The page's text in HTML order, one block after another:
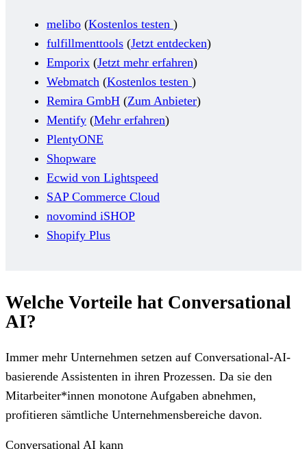
melibo (Kostenlos testen )
fulfillmenttools (Jetzt entdecken)
Emporix (Jetzt mehr erfahren)
Webmatch (Kostenlos testen )
Remira GmbH (Zum Anbieter)
Mentify (Mehr erfahren)
PlentyONE
Shopware
Ecwid von Lightspeed
SAP Commerce Cloud
novomind iSHOP
Shopify Plus
Welche Vorteile hat Conversational
AI?
Immer mehr Unternehmen setzen auf Conversational-AI-
basierende Assistenten in ihren Prozessen. Da sie den
Mitarbeiter*innen monotone Aufgaben abnehmen,
profitieren sämtliche Unternehmensbereiche davon.
Conversational AI kann